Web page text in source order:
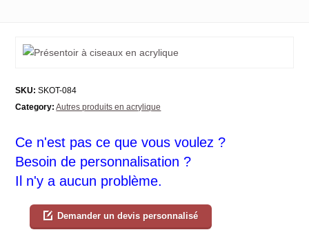
SKU: SKOT-084
Category: Autres produits en acrylique
Ce n'est pas ce que vous voulez ?
Besoin de personnalisation ?
Il n'y a aucun problème.
Demander un devis personnalisé